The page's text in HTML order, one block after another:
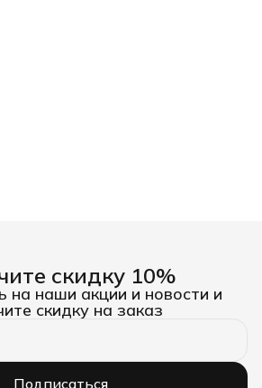
скидку 10%
на наши акции и новости и
скидку на заказ
Подписаться